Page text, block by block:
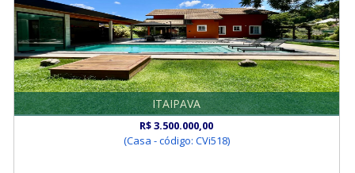
ITAIPAVA
R$ 3.500.000,00
(Casa - código: CVi518)